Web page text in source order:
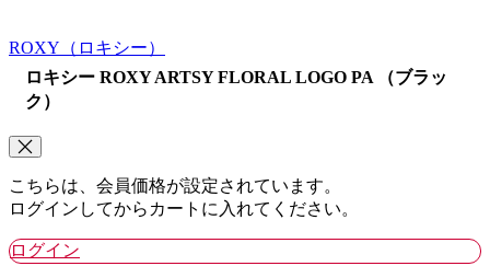
ROXY （ロキシー）
ロキシー ROXY ARTSY FLORAL LOGO PA （ブラッ
ク）
こちらは、会員価格が設定されています。
ログインしてからカートに入れてください。
ログイン